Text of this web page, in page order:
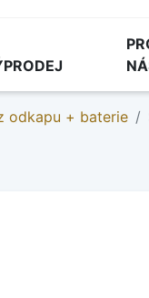
odkapu + baterie